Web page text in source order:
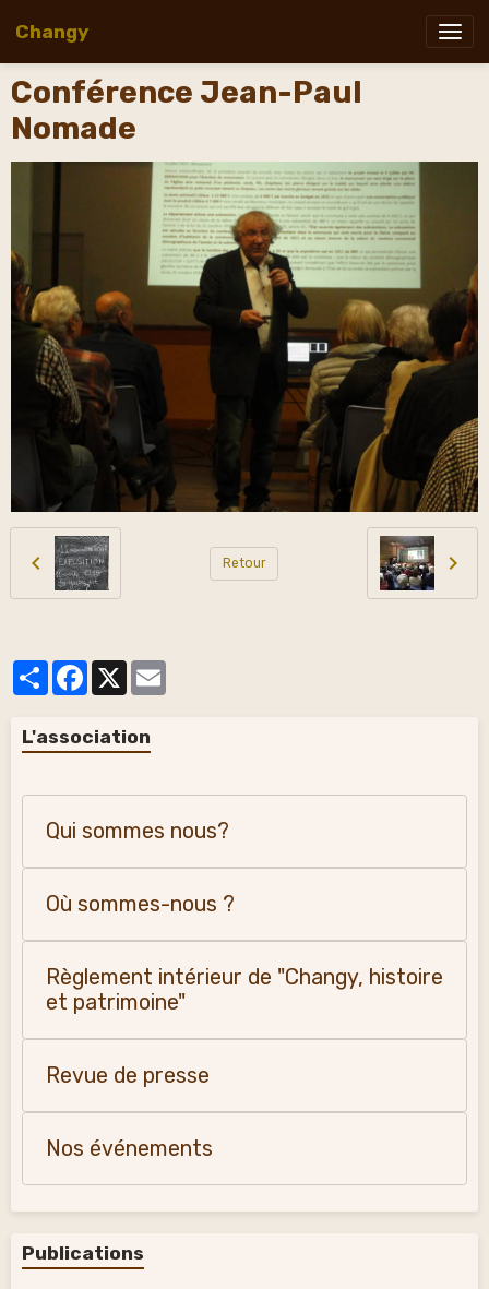
Changy
Conférence Jean-Paul
Nomade
Retour
PartagerFacebook
L'association
Qui sommes nous?
Où sommes-nous ?
Règlement intérieur de "Changy, histoire
et patrimoine"
Revue de presse
Nos événements
Publications